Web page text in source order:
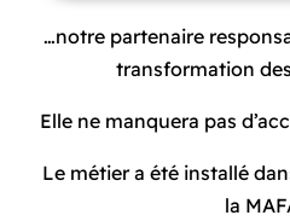
…notre partenaire
transformation
Elle ne manquera pas
Le métier a été installé
la